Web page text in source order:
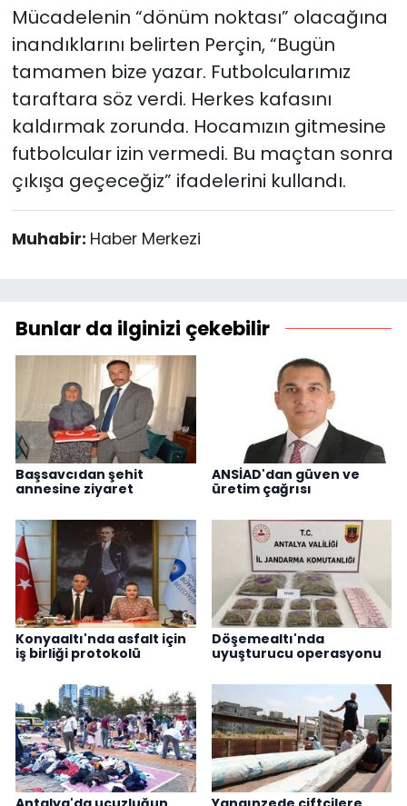
Mücadelenin “dönüm noktası” olacağına
inandıklarını belirten Perçin, “Bugün
tamamen bize yazar. Futbolcularımız
taraftara söz verdi. Herkes kafasını
kaldırmak zorunda. Hocamızın gitmesine
futbolcular izin vermedi. Bu maçtan sonra
çıkışa geçeceğiz” ifadelerini kullandı.
Muhabir: Haber Merkezi
Bunlar da ilginizi çekebilir
Başsavcıdan şehit
annesine ziyaret
ANSİAD'dan güven ve
üretim çağrısı
Konyaaltı'nda asfalt için
iş birliği protokolü
Döşemealtı'nda
uyuşturucu operasyonu